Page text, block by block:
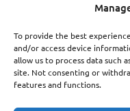
To provide the best
and/or access device
allow us to process data such
site. Not consenting or
features and functions.